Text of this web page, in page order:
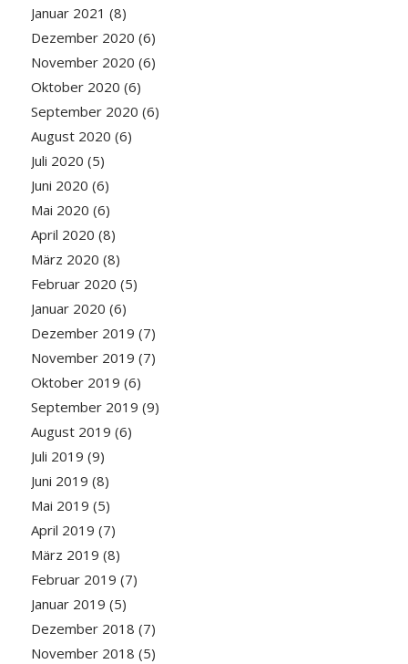
Januar 2021 (8)
Dezember 2020 (6)
November 2020 (6)
Oktober 2020 (6)
September 2020 (6)
August 2020 (6)
Juli 2020 (5)
Juni 2020 (6)
Mai 2020 (6)
April 2020 (8)
März 2020 (8)
Februar 2020 (5)
Januar 2020 (6)
Dezember 2019 (7)
November 2019 (7)
Oktober 2019 (6)
September 2019 (9)
August 2019 (6)
Juli 2019 (9)
Juni 2019 (8)
Mai 2019 (5)
April 2019 (7)
März 2019 (8)
Februar 2019 (7)
Januar 2019 (5)
Dezember 2018 (7)
November 2018 (5)